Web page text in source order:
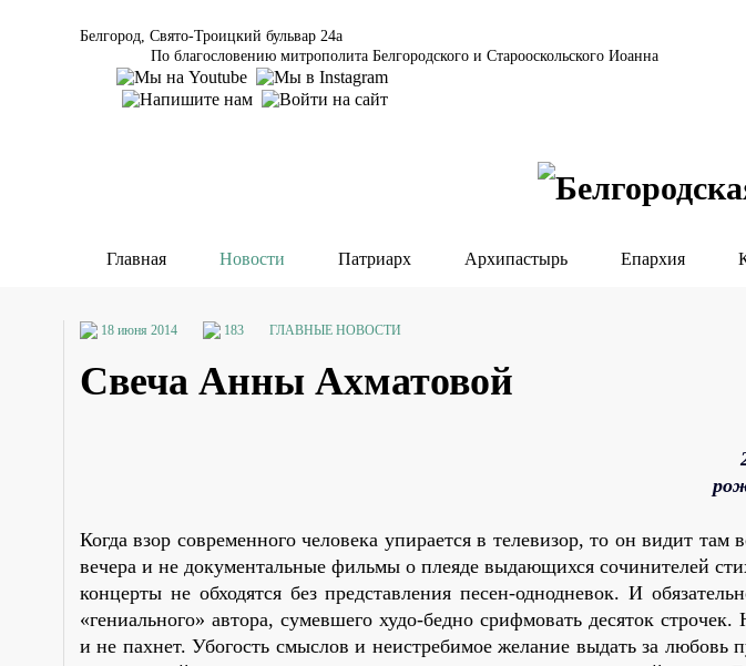
Белгород, Свято-Троицкий бульвар 24а
По благословению митрополита Белгородского и Старооскольского Иоанна
Главная Новости Патриарх Архипастырь Епархия
18 июня 2014 183 ГЛАВНЫЕ НОВОСТИ
Свеча Анны Ахматовой
Когда взор современного человека упирается в телевизор, то он видит там
вечера и не документальные фильмы о плеяде выдающихся сочинителей
концерты не обходятся без представления песен-однодневок. И
«гениального» автора, сумевшего худо-бедно срифмовать десяток
и не пахнет. Убогость смыслов и неистребимое желание выдать за любовь